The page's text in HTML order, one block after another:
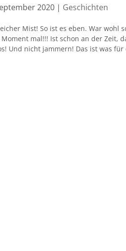
2020| Geschichten
Mist! So ist es eben. War wohl
mal!!! Ist schon an der Zeit,
Und nicht jammern! Das ist was für